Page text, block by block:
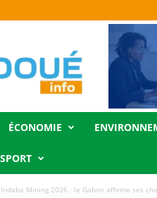
ÉCONOMIE
SPORT
Indaba Mining 2026 : le Gabon affirme ses